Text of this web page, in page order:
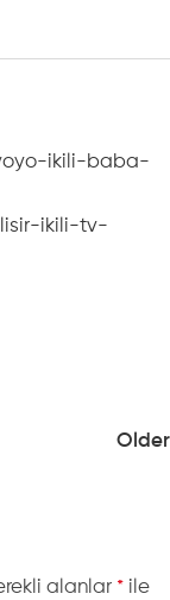
ikili-baba-
ikili-tv-
Older
alanlar * ile